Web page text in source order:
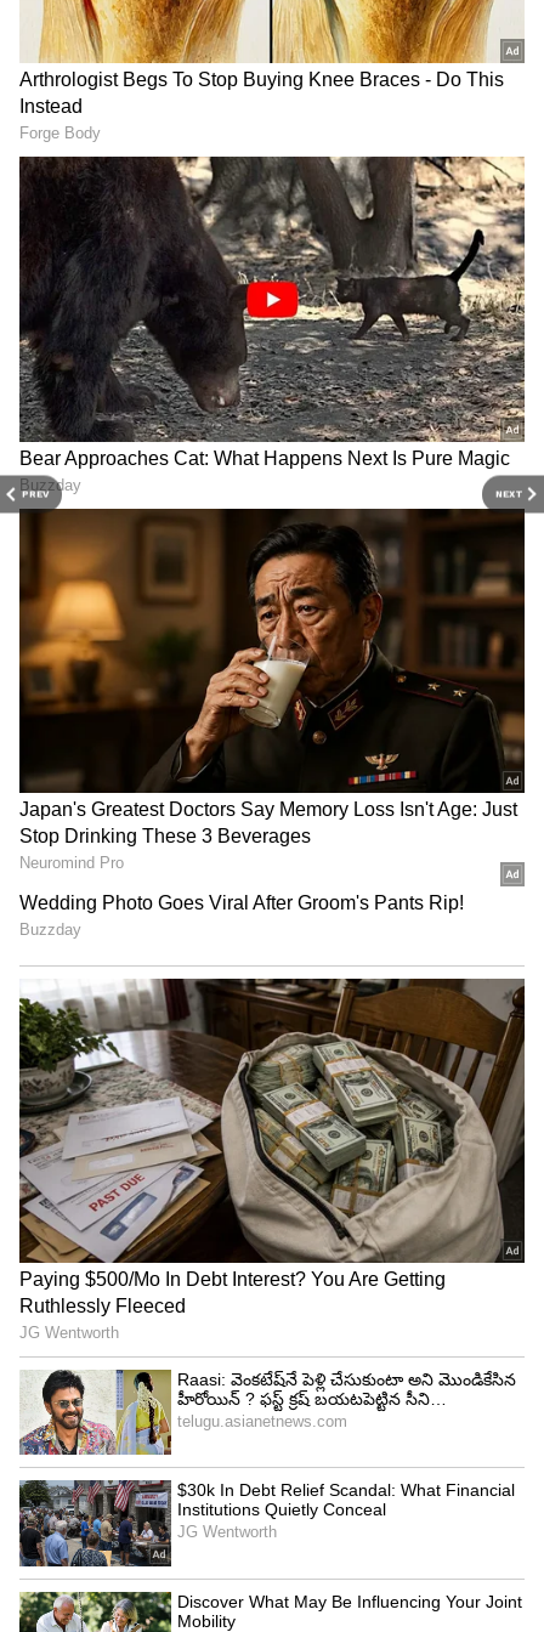
PREV NEXT
Image Credit :Asianet News
క్లీన్ బ్లాక్ బస్టర్లు 2 మాత్రమే
మెగాస్టార్ చిరంజీవి నటించిన మన శంకర వరప్రసాద్ గారు
చిత్రం సంక్రాంతికి విడుదలై నిర్మాతలకు, బయ్యర్లకు అసలైన
పండగ తెచ్చింది. కాసుల వర్షం కురిపించిన ఈ చిత్రం
ఏకంగా బాక్సాఫీస్ వద్ద 300 కోట్లకు పైగా వసూళ్లు
సాధించింది. ఈ ఏడాది తొలి క్లీన్ బ్లాక్ బస్టర్ గా మన శంకర
వరప్రసాద్ గారు నిలిచింది. ఇక ఇటీవల విడుదలైన సమంత
మా ఇంటి బంగారం మూవీ బిగ్ సర్ప్రైజింగ్ బ్లాక్ బస్టర్ అనే
చెప్పాలి. సాధారణ అంచనాలతో విడుదలైన ఈ చిత్రం
మూడింతలు లాభాలు తెచ్చిపెడుతూ దాదాపు 70 కోట్ల
కలెక్షన్స్ అందుకుంది. మొత్తంగా ఫస్ట్ హాఫ్ లో చిరంజీవి,
సమంత మాత్రమే మెరుపులు మెరిపించారు.
Chiranjeevi: రవితేజ, తరుణ్, నితిన్ అందరినీ
తొక్కింది చిరంజీవేనా ? ఆ హీరో వల్ల ఎంత కాలం ఈ
నెగిటివ్ కామెంట్స్
Isakapatnam Review: ఇసకపట్నం రివ్యూ.. కుర్చీ
కోసం డాన్ కూతురు ఆడిన క్రిమినల్ మైండ్ గేమ్ ఎలా
3
5
Image Credit :X/@SitharaEnts
హిట్ సినిమాలు ఇవే
ఇక బయ్యర్లకి సేఫ్ జోన్ లో ఉంచుతూ ఎక్కువ ప్రాంతాల్లో
లాభాలు అందుకుని హిట్ ముద్ర వేయించుకున్న చిత్రాలు
కొన్ని ఉన్నాయి. నవీన్ పోలిశెట్టి అనగనగా ఒక రాజు చిత్రం
సంక్రాంతి సీజన్ వాడుకుని హిట్ మూవీ గా నిలిచింది.
శర్వానంద్ నారీ నారీ నడుమ మురారి కూడా బయ్యర్లకు
సేఫ్ మూవీగా నిలిచింది. కపుల్ ఫ్రెండ్లీ, రాకాస, సింగ్ గీతం
లాంటి చిత్రాలు యావరేజ్ గా నిలిచాయి.